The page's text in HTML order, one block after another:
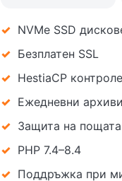
NVMe SSD
Безплатен SSL
HestiaCP
Ежедневни архиви
Защита на пощата
PHP 7.4–8.4
Поддръжка при